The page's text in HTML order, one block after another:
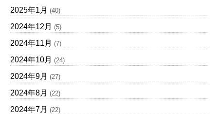
2025年1月 (40)
2024年12月 (5)
2024年11月 (7)
2024年10月 (24)
2024年9月 (27)
2024年8月 (22)
2024年7月 (22)